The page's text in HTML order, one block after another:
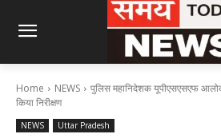
Home NEWS
पुलिस महानिदेशक यूपीएसएसएफ
किया निरीक्षण
NEWS Uttar Pradesh